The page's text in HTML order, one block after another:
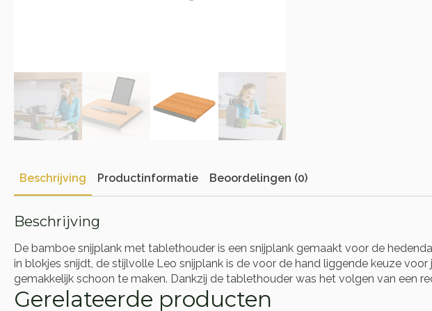
Beschrijving Productinformatie Beoordelingen (0)
Beschrijving
De bamboe snijplank met tablethouder is een snijplank gemaakt voor de
in blokjes snijdt, de stijlvolle Leo snijplank is de voor de hand liggende keuze
gemakkelijk schoon te maken. Dankzij de tablethouder was het volgen van een
Gerelateerde producten